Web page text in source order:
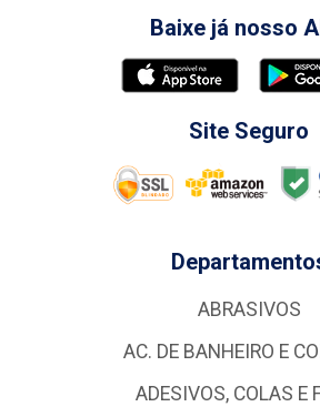
Baixe já nosso
Site Seguro
ABRASIVOS
AC. DE BANHEIRO E
ADESIVOS, COLAS E